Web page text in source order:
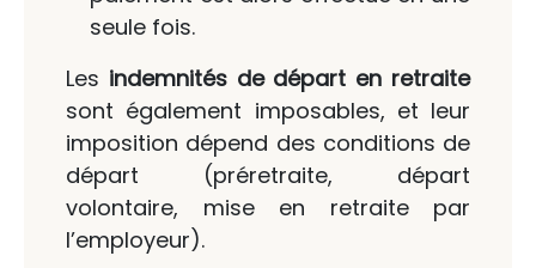
seule fois.
Les indemnités de départ en retraite
sont également imposables, et leur
imposition dépend des conditions de
départ (préretraite, départ
volontaire, mise en retraite par
l’employeur).